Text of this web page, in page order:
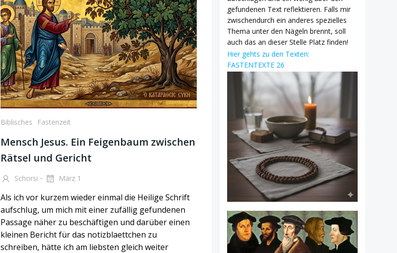
Biblisches Fastenzeit
Mensch Jesus. Ein Feigenbaum zwischen
Rätsel und Gericht
Schorsi - März 1
Als ich vor kurzem wieder einmal die Heilige Schrift
aufschlug, um mich mit einer zufällig gefundenen
Passage näher zu beschäftigen und darüber einen
kleinen Bericht für das notizblaettchen zu
schreiben, hätte ich am liebsten gleich weiter
gefundenen Text reflektieren. Falls mir
zwischendurch ein anderes spezielles
Thema unter den Nägeln brennt, soll
auch das an dieser Stelle Platz finden!
Hier gehts zu den Texten:
FASTENTEXTE 26